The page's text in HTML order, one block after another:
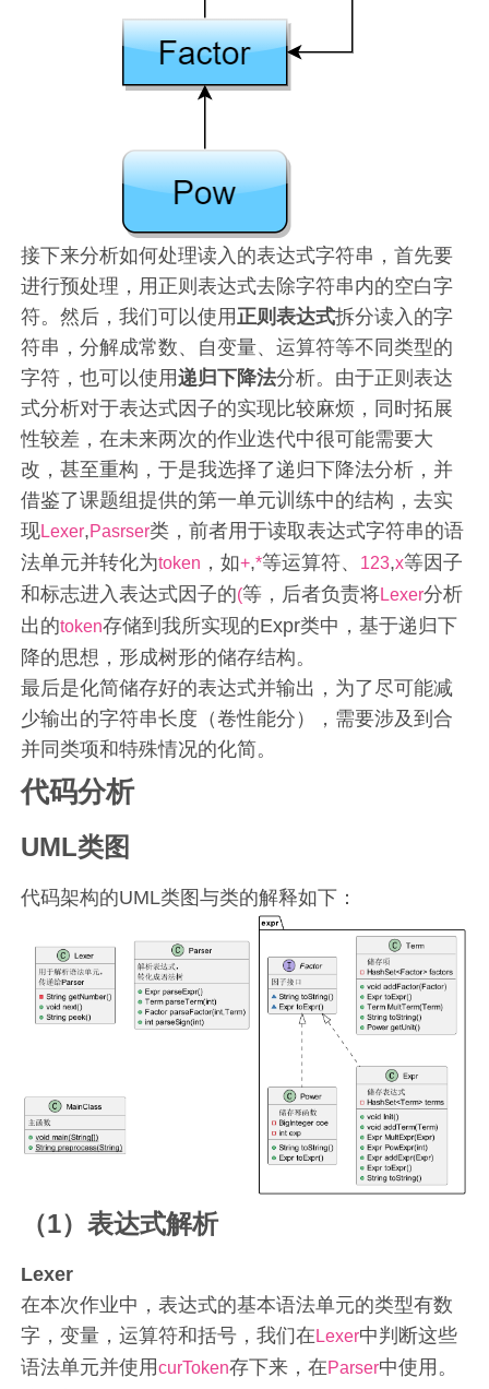
接下来分析如何处理读入的表达式字符串，首先要
进行预处理，用正则表达式去除字符串内的空白字
符。然后，我们可以使用正则表达式拆分读入的字
符串，分解成常数、自变量、运算符等不同类型的
字符，也可以使用递归下降法分析。由于正则表达
式分析对于表达式因子的实现比较麻烦，同时拓展
性较差，在未来两次的作业迭代中很可能需要大
改，甚至重构，于是我选择了递归下降法分析，并
借鉴了课题组提供的第一单元训练中的结构，去实
现Lexer,Pasrser类，前者用于读取表达式字符串的语
法单元并转化为token ，如+,*等运算符、 123,x等因子
和标志进入表达式因子的(等，后者负责将Lexer分析
出的token存储到我所实现的Expr类中，基于递归下
降的思想，形成树形的储存结构。
最后是化简储存好的表达式并输出，为了尽可能减
少输出的字符串长度（卷性能分），需要涉及到合
并同类项和特殊情况的化简。
代码分析
UML类图
代码架构的UML类图与类的解释如下：
（1）表达式解析
Lexer
在本次作业中，表达式的基本语法单元的类型有数
字，变量，运算符和括号，我们在 Lexer中判断这些
语法单元并使用curToken存下来，在Parser中使用。